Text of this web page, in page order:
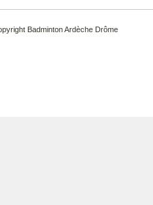
Badminton Ardèche Drôme